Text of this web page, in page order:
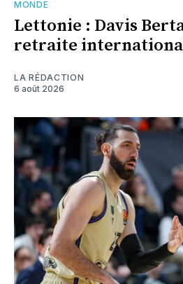
MONDE
Lettonie : Davis
retraite
LA RÉDACTION
6 août 2026